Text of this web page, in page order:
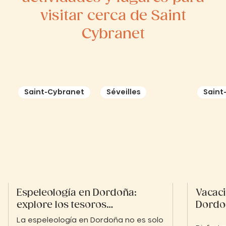
visitar cerca de Saint
Cybranet
Saint-Cybranet Séveilles
Espeleología en Dordoña:
explore los tesoros
subterráneos del Périgord
La espeleología en Dordoña no es solo